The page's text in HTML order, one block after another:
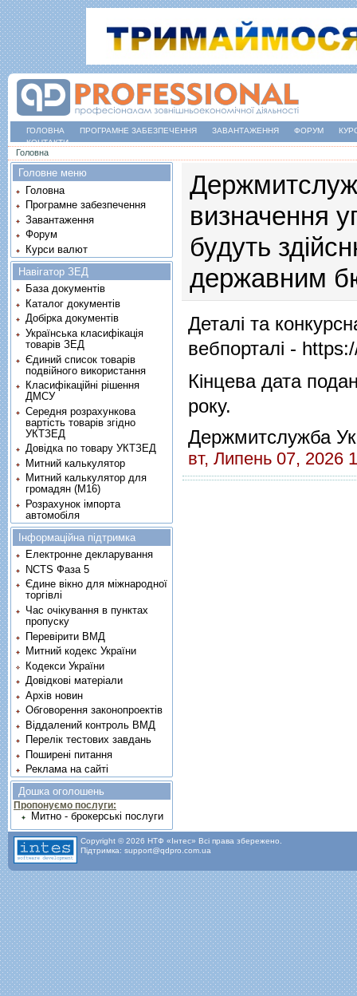
ГОЛОВНА ПРОГРАМНЕ ЗАБЕЗПЕЧЕННЯ ЗАВАНТАЖЕННЯ ФОРУМ
КОНТАКТИ
Ви є тут
Головна
визначення
будуть
державним
Деталі та
вебпорталі -
Кінцева дата
року.
Держмитслужба
вт, Липень 07, 2026
Головне меню
Головна
Програмне забезпечення
Завантаження
Форум
Курси валют
Навігатор ЗЕД
База документів
Каталог документів
Добірка документів
Українська класифікація
товарів ЗЕД
Єдиний список товарів
подвійного використання
Класифікаційні рішення
ДМСУ
Середня розрахункова
вартість товарів згідно
УКТЗЕД
Довідка по товару УКТЗЕД
Митний калькулятор
Митний калькулятор для
громадян (М16)
Розрахунок імпорта
автомобіля
Інформаційна підтримка
Електронне декларування
NCTS Фаза 5
Єдине вікно для міжнародної
торгівлі
Час очікування в пунктах
пропуску
Перевірити ВМД
Митний кодекс України
Кодекси України
Довідкові матеріали
Архів новин
Обговорення законопроектів
Віддалений контроль ВМД
Перелік тестових завдань
Поширені питання
Реклама на сайті
Дошка оголошень
Пропонуємо послуги:
Митно - брокерські послуги
Copyright © 2026 НТФ «Інтес» Всі права збережено.
Підтримка: support@qdpro.com.ua